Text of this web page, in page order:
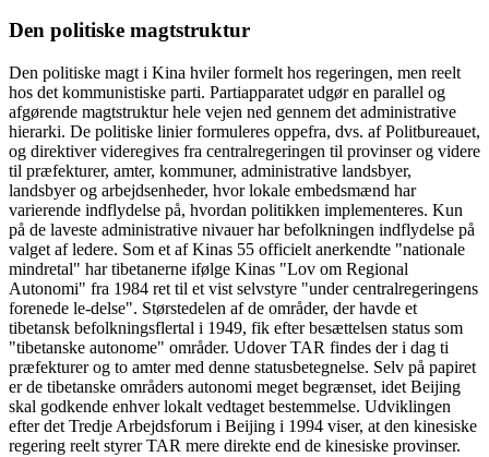
Den politiske magtstruktur
Den politiske magt i Kina hviler formelt hos regeringen, men reelt
hos det kommunistiske parti. Partiapparatet udgør en parallel og
afgørende magtstruktur hele vejen ned gennem det administrative
hierarki. De politiske linier formuleres oppefra, dvs. af Politbureauet,
og direktiver videregives fra centralregeringen til provinser og videre
til præfekturer, amter, kommuner, administrative landsbyer,
landsbyer og arbejdsenheder, hvor lokale embedsmænd har
varierende indflydelse på, hvordan politikken implementeres. Kun
på de laveste administrative nivauer har befolkningen indflydelse på
valget af ledere. Som et af Kinas 55 officielt anerkendte "nationale
mindretal" har tibetanerne ifølge Kinas "Lov om Regional
Autonomi" fra 1984 ret til et vist selvstyre "under centralregeringens
forenede le-delse". Størstedelen af de områder, der havde et
tibetansk befolkningsflertal i 1949, fik efter besættelsen status som
"tibetanske autonome" områder. Udover TAR findes der i dag ti
præfekturer og to amter med denne statusbetegnelse. Selv på papiret
er de tibetanske områders autonomi meget begrænset, idet Beijing
skal godkende enhver lokalt vedtaget bestemmelse. Udviklingen
efter det Tredje Arbejdsforum i Beijing i 1994 viser, at den kinesiske
regering reelt styrer TAR mere direkte end de kinesiske provinser.